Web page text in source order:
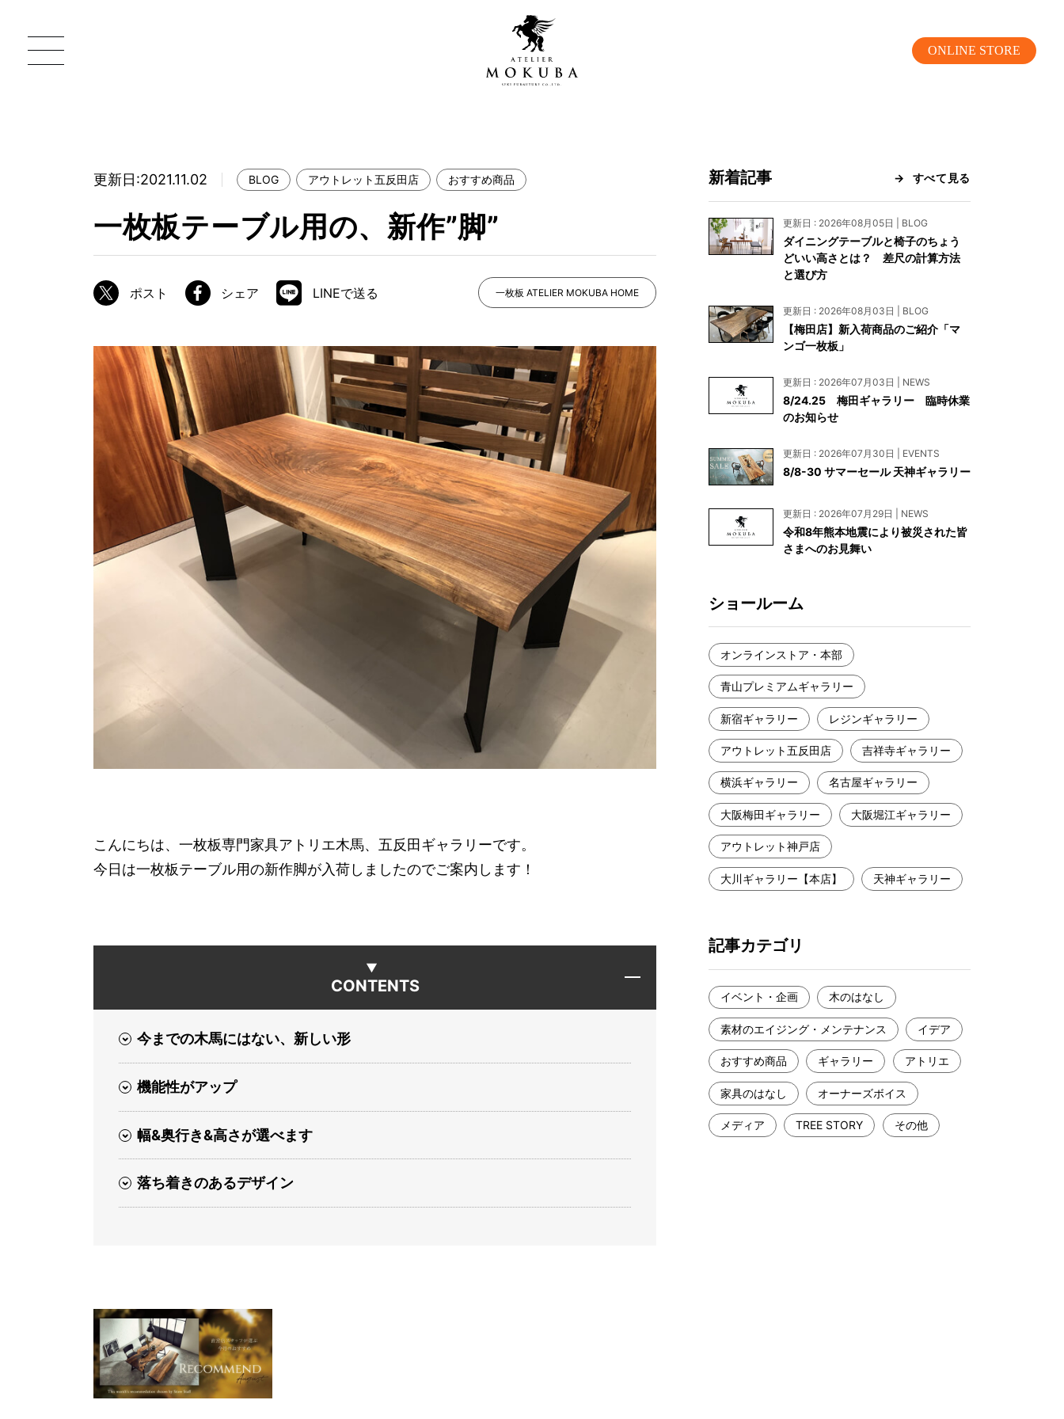
ONLINE STORE
MOKUBA について
製造工程
加工技術
商品情報
ATELIER MOKUBAの一枚板テーブル
ATELIER MOKUBAの一枚板×異素材
特別なダイニングチェア
一枚板用のテーブル脚
コーディネート集
メンテナンス方法
青山プレミアムギャラリー
吉祥寺ギャラリー
名古屋ギャラリー
大阪梅田ギャラリー
アウトレット神戸店
大川ギャラリー【本店】
天神ギャラリー
公式オンラインストア
WEBカタログ
納品事例
納品事例（住宅・インテリア）
納品事例（店舗・オフィス）
お客様の声
コーディネート集
INFORMATION
NEWS
EVENT
BLOG
メディア美術協力実績
よくあるご質問
お問い合わせ
資料請求
工務店様・設計会社様向けお問い合わせ
一枚板買い取りに関して
更新日:2021.11.02 BLOG アウトレット五反田店 おすすめ商品
一枚板テーブル用の、新作”脚”
ポスト シェア LINEで送る 一枚板 ATELIER MOKUBA HOME
こんにちは、一枚板専門家具アトリエ木馬、五反田ギャラリーです。
今日は一枚板テーブル用の新作脚が入荷しましたのでご案内します！
CONTENTS
今までの木馬にはない、新しい形
機能性がアップ
幅&奥行き&高さが選べます
落ち着きのあるデザイン
新着記事 すべて見る
更新日 : 2026年08月05日 | BLOG
ダイニングテーブルと椅子のちょう
どいい高さとは？ 差尺の計算方法
と選び方
更新日 : 2026年08月03日 | BLOG
【梅田店】新入荷商品のご紹介「マ
ンゴ一枚板」
更新日 : 2026年07月03日 | NEWS
8/24.25 梅田ギャラリー 臨時休業
のお知らせ
更新日 : 2026年07月30日 | EVENTS
8/8-30 サマーセール 天神ギャラリー
更新日 : 2026年07月29日 | NEWS
令和8年熊本地震により被災された皆
さまへのお見舞い
ショールーム
オンラインストア・本部
青山プレミアムギャラリー
新宿ギャラリー レジンギャラリー
アウトレット五反田店 吉祥寺ギャラリー
横浜ギャラリー 名古屋ギャラリー
大阪梅田ギャラリー 大阪堀江ギャラリー
アウトレット神戸店
大川ギャラリー【本店】 天神ギャラリー
記事カテゴリ
イベント・企画 木のはなし
素材のエイジング・メンテナンス イデア
おすすめ商品 ギャラリー アトリエ
家具のはなし オーナーズボイス
メディア TREE STORY その他